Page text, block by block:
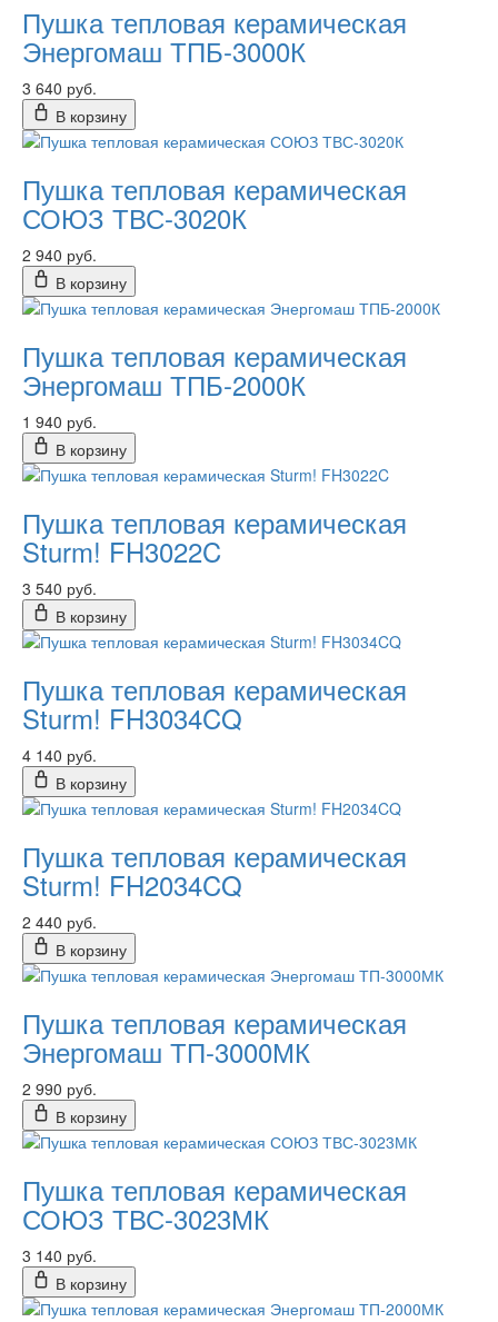
Пушка тепловая керамическая
Энергомаш ТПБ-3000К
3 640 руб.
В корзину
Пушка тепловая керамическая
СОЮЗ ТВС-3020К
2 940 руб.
В корзину
Пушка тепловая керамическая
Энергомаш ТПБ-2000К
1 940 руб.
В корзину
Пушка тепловая керамическая
Sturm! FH3022C
3 540 руб.
В корзину
Пушка тепловая керамическая
Sturm! FH3034CQ
4 140 руб.
В корзину
Пушка тепловая керамическая
Sturm! FH2034CQ
2 440 руб.
В корзину
Пушка тепловая керамическая
Энергомаш ТП-3000МК
2 990 руб.
В корзину
Пушка тепловая керамическая
СОЮЗ ТВС-3023МК
3 140 руб.
В корзину